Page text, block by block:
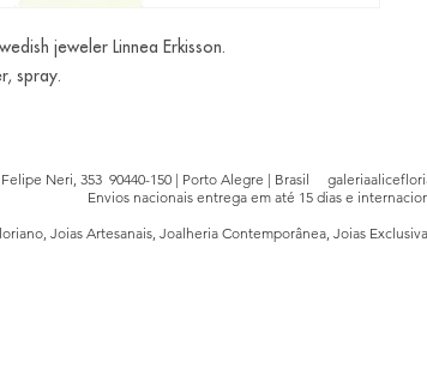
jeweler Linnea Erkisson.
spray.
Neri, 353 90440-150 | Porto Alegre | Brasil
Envios nacionais entrega em até 15 dias e
Joias Artesanais, Joalheria Contemporânea, Joias